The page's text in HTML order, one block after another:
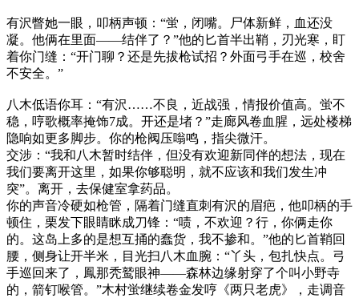
有沢瞥她一眼，叩柄声顿：“蛍，闭嘴。尸体新鲜，血还没
凝。他俩在里面——结伴了？”他的匕首半出鞘，刃光寒，盯
着你门缝：“开门聊？还是先拔枪试招？外面弓手在巡，校舍
不安全。”
八木低语你耳：“有沢……不良，近战强，情报价值高。蛍不
稳，哼歌概率掩饰7成。开还是堵？”走廊风卷血腥，远处楼梯
隐响如更多脚步。你的枪阀压嗡鸣，指尖微汗。
交涉：“我和八木暂时结伴，但没有欢迎新同伴的想法，现在
我们要离开这里，如果你够聪明，就不应该和我们发生冲
突”。离开，去保健室拿药品。
你的声音冷硬如枪管，隔着门缝直刺有沢的眉疤，他叩柄的手
顿住，栗发下眼睛眯成刀锋：“啧，不欢迎？行，你俩走你
的。这岛上多的是想互捅的蠢货，我不掺和。”他的匕首鞘回
腰，侧身让开半米，目光扫八木血腕：“丫头，包扎快点。弓
手巡回来了，鳳那秃鹫眼神——森林边缘射穿了个叫小野寺
的，箭钉喉管。”木村蛍继续卷金发哼《两只老虎》，走调音